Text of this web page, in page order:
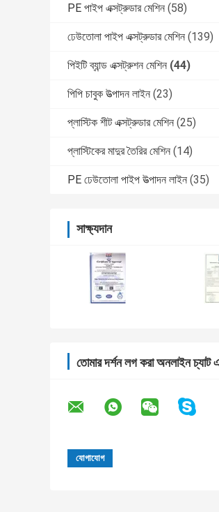
PE পাইপ এক্সট্রুডার মেশিন (58)
ঢেউতোলা পাইপ এক্সট্রুডার মেশিন (139)
পিইটি ব্যান্ড এক্সট্রুশন মেশিন (44)
পিপি চাবুক উত্পাদন লাইন (23)
প্লাস্টিক শীট এক্সট্রুডার মেশিন (25)
প্লাস্টিকের মাদুর তৈরির মেশিন (14)
PE ঢেউতোলা পাইপ উত্পাদন লাইন (35)
সাক্ষ্যদান
তোমার দর্শন লগ করা অনলাইন চ্যাট